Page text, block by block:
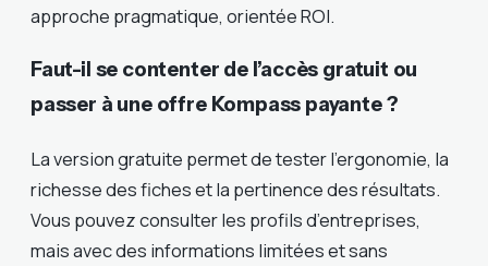
approche pragmatique, orientée ROI.
Faut-il se contenter de l’accès gratuit ou
passer à une offre Kompass payante ?
La version gratuite permet de tester l’ergonomie, la
richesse des fiches et la pertinence des résultats.
Vous pouvez consulter les profils d’entreprises,
mais avec des informations limitées et sans